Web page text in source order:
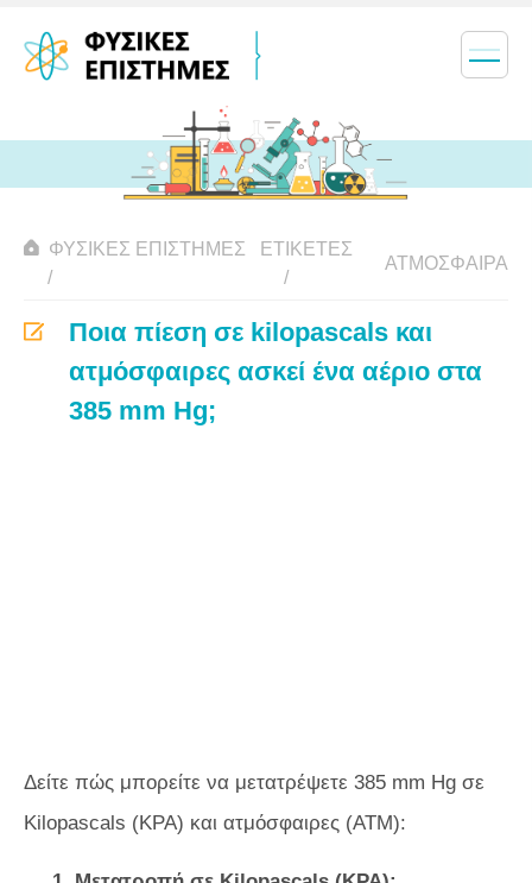
ΦΥΣΙΚΈΣ ΕΠΙΣΤΉΜΕΣ ΕΤΙΚΈΤΕΣ
ΑΤΜΌΣΦΑΙΡΑ
Ποια πίεση σε kilopascals και
ατμόσφαιρες ασκεί ένα αέριο στα
385 mm Hg;
Δείτε πώς μπορείτε να μετατρέψετε 385 mm Hg σε
Kilopascals (KPA) και ατμόσφαιρες (ATM):